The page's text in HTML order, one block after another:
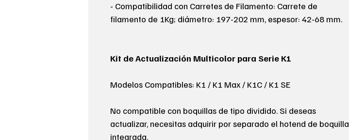
- Compatibilidad con Carretes de Filamento: Carrete de
filamento de 1Kg; diámetro: 197-202 mm, espesor: 42-68 mm.
Kit de Actualización Multicolor para Serie K1
Modelos Compatibles: K1 / K1 Max / K1C / K1 SE
No compatible con boquillas de tipo dividido. Si deseas
actualizar, necesitas adquirir por separado el hotend de boquilla
integrada.